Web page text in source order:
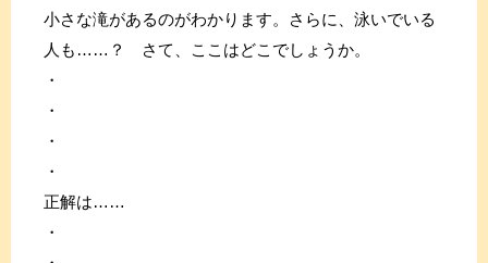
小さな滝があるのがわかります。さらに、泳いでいる
人も……？ さて、ここはどこでしょうか。
・
・
・
・
正解は……
・